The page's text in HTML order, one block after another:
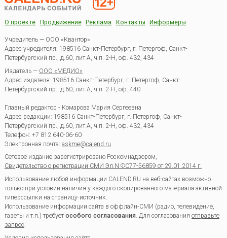
О проекте Продвижение Реклама Контакты Информеры
Учредитель — ООО «Квантор»
Адрес учредителя: 198516 Санкт-Петербург, г. Петергоф, Санкт-
Петербургский пр., д.60, лит.А, ч.п. 2-Н, оф. 432, 434
Издатель — ООО «МЕДИО»
Адрес издателя: 198516 Санкт-Петербург, г. Петергоф, Санкт-
Петербургский пр., д.60, лит.А, ч.п. 2-Н, оф. 440
Главный редактор - Комарова Мария Сергеевна
Адрес редакции: 198516 Санкт-Петербург, г. Петергоф Санкт-
Петербургский пр., д.60, лит.А, ч.п. 2-Н, оф. 432, 434
Телефон: +7 812 640-06-60
Электронная почта: askme@calend.ru
Сетевое издание зарегистрировано Роскомнадзором,
Свидетельство о регистрации СМИ Эл.N ФС77-56859 от 29.01.2014 г.
Использование любой информации CALEND.RU на веб-сайтах возможно
только при условии наличия у каждого скопированного материала активной
гиперссылки на страницу-источник.
Использование информации сайта в оффлайн-СМИ (радио, телевидение,
газеты и т.п.) требуетособого согласования. Для согласования отправьте
запрос.